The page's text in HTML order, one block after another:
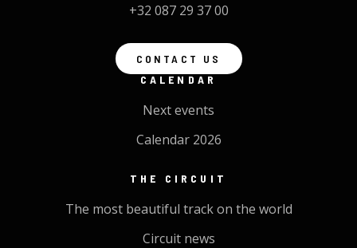
+32 087 29 37 00
CONTACT US
CALENDAR
Next events
Calendar 2026
THE CIRCUIT
The most beautiful track on the world
Circuit news